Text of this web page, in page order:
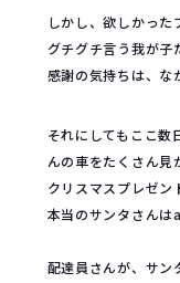
しかし、欲しかった
グチグチ言う我が子
感謝の気持ちは、な
それにしてもここ数
んの車をたくさん見
クリスマスプレゼン
本当のサンタさんは
配達員さんが、サン